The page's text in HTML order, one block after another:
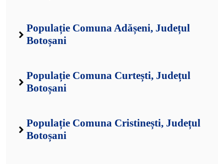
Populație Comuna Adășeni, Județul
Botoșani
Populație Comuna Curtești, Județul
Botoșani
Populație Comuna Cristinești, Județul
Botoșani